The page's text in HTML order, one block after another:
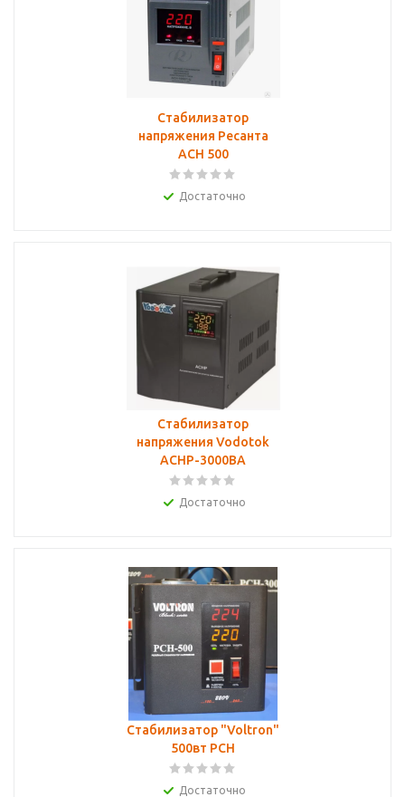
Стабилизатор
напряжения Ресанта
АСН 500
Достаточно
Стабилизатор
напряжения Vodotok
АСНР-3000ВА
Достаточно
Стабилизатор "Voltron"
500вт PCH
Достаточно